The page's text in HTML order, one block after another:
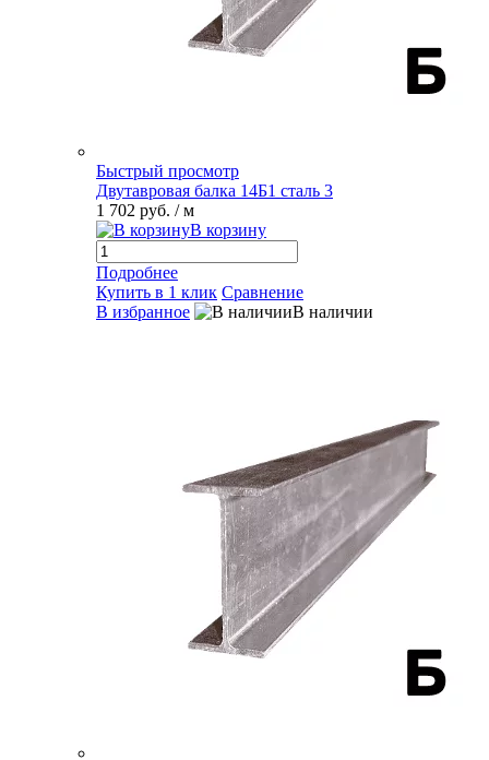
Быстрый просмотр
Двутавровая балка 14Б1 сталь 3
1 702 руб. / м
В корзину
Подробнее
Купить в 1 клик Сравнение
В избранное
В наличии